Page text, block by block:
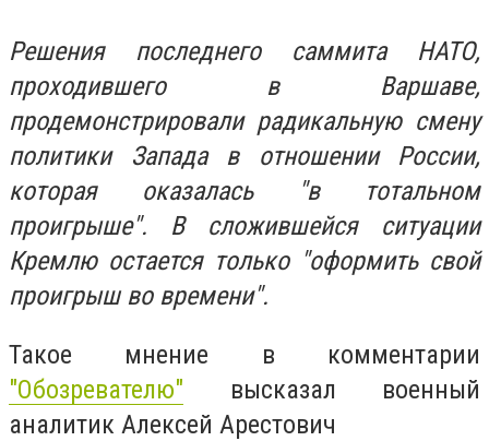
Решения последнего саммита НАТО,
проходившего в Варшаве,
продемонстрировали радикальную смену
политики Запада в отношении России,
которая оказалась "в тотальном
проигрыше". В сложившейся ситуации
Кремлю остается только "оформить свой
проигрыш во времени".
Такое мнение в комментарии
"Обозревателю" высказал военный
аналитик Алексей Арестович